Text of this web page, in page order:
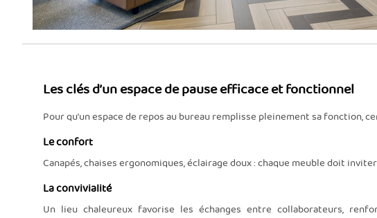
Les clés d’un espace de pause efficace et fonctionnel
Pour qu’un espace de repos au bureau remplisse pleinement sa fonction,
Le confort
Canapés, chaises ergonomiques, éclairage doux : chaque meuble doit
La convivialité
Un lieu chaleureux favorise les échanges entre collaborateurs,